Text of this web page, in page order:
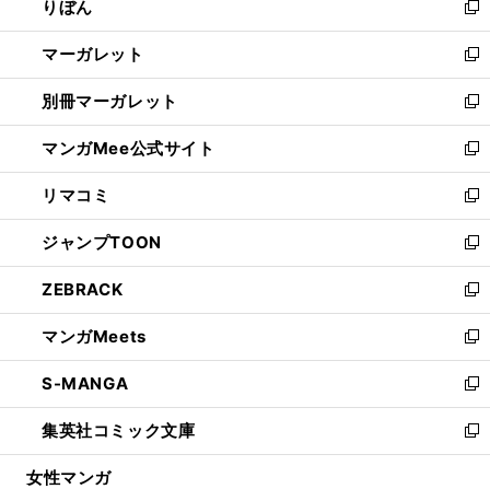
く
で
開
く
ド
ウ
で
開
く
ィ
ン
ド
ウ
で
開
く
りぼん
新
し
い
ウ
ィ
ン
ド
ウ
で
開
く
マーガレット
新
し
い
ウ
ィ
ン
ド
ウ
で
開
く
別冊マーガレット
新
し
い
ウ
ィ
ン
ド
ウ
で
開
く
マンガMee公式サイト
新
し
い
ウ
ィ
ン
ド
ウ
で
開
く
リマコミ
新
し
い
ウ
ィ
ン
ド
ウ
で
開
く
ジャンプTOON
新
し
い
ウ
ィ
ン
ド
ウ
で
開
ZEBRACK
新
し
い
ウ
ィ
ン
ド
ウ
マンガMeets
新
し
い
ウ
ィ
ン
S-MANGA
新
し
い
ウ
集英社コミック文庫
新
し
女性マンガ